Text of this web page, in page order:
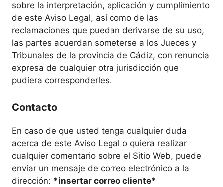
sobre la interpretación, aplicación y cumplimiento
de este Aviso Legal, así como de las
reclamaciones que puedan derivarse de su uso,
las partes acuerdan someterse a los Jueces y
Tribunales de la provincia de Cádiz, con renuncia
expresa de cualquier otra jurisdicción que
pudiera corresponderles.
Contacto
En caso de que usted tenga cualquier duda
acerca de este Aviso Legal o quiera realizar
cualquier comentario sobre el Sitio Web, puede
enviar un mensaje de correo electrónico a la
dirección: *insertar correo cliente*